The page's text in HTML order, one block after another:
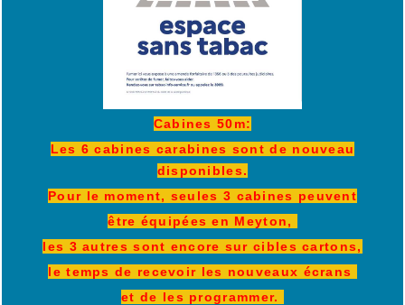
Cabines 50m:
Les 6 cabines carabines sont de nouveau
disponibles.
Pour le moment, seules 3 cabines peuvent
être équipées en Meyton,
les 3 autres sont encore sur cibles cartons,
le temps de recevoir les nouveaux écrans
et de les programmer.